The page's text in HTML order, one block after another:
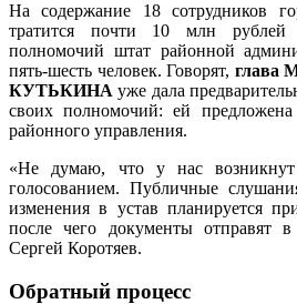
На содержание 18 сотрудников
тратится почти 10 млн
полномочий штат районной
пять-шесть человек. Говорят, глава
КУТЬКИНА уже дала
своих полномочий: ей предложена
районного управления.
«Не думаю, что у нас
голосованием. Публичные
изменения в устав планируется
после чего документы
Сергей Коротяев.
Обратный процесс